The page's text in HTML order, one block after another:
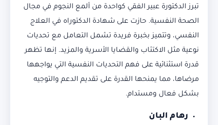
تبرز الدكتورة عبير الفقي كواحدة من ألمع النجوم في مجال
الصحة النفسية. حازت على شهادة الدكتوراه في العلاج
النفسي، وتتميز بخبرة فريدة تشمل التعامل مع تحديات
نوعية مثل الاكتئاب والقضايا الأسرية والمزيد. إنها تظهر
قدرة استثنائية على فهم التحديات النفسية التي يواجهها
مرضاها، مما يمنحها القدرة على تقديم الدعم والتوجيه
بشكل فعال ومستدام.
رهام البان